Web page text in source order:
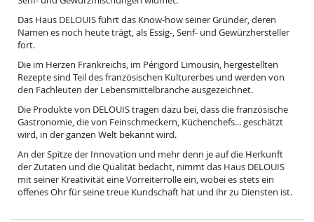
Das Haus DELOUIS führt das Know-how seiner Gründer, deren
Namen es noch heute trägt, als Essig-, Senf- und Gewürzhersteller
fort.
Die im Herzen Frankreichs, im Périgord Limousin, hergestellten
Rezepte sind Teil des französischen Kulturerbes und werden von
den Fachleuten der Lebensmittelbranche ausgezeichnet.
Die Produkte von DELOUIS tragen dazu bei, dass die französische
Gastronomie, die von Feinschmeckern, Küchenchefs... geschätzt
wird, in der ganzen Welt bekannt wird.
An der Spitze der Innovation und mehr denn je auf die Herkunft
der Zutaten und die Qualität bedacht, nimmt das Haus DELOUIS
mit seiner Kreativität eine Vorreiterrolle ein, wobei es stets ein
offenes Ohr für seine treue Kundschaft hat und ihr zu Diensten ist.